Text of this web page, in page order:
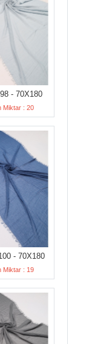
- 70X180
Miktar : 20
- 70X180
Miktar : 19